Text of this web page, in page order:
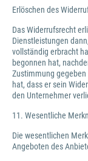
Erlöschen des
Das Widerrufsrecht
Dienstleistungen
vollständig erbracht
begonnen hat,
Zustimmung
hat, dass er sein
den Unternehmer
11. Wesentliche
Die wesentlichen
Angeboten des